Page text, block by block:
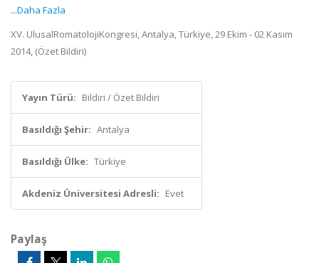
...Daha Fazla
XV. UlusalRomatolojiKongresi, Antalya, Türkiye, 29 Ekim - 02 Kasım
2014, (Özet Bildiri)
Yayın Türü: Bildiri / Özet Bildiri
Basıldığı Şehir: Antalya
Basıldığı Ülke: Türkiye
Akdeniz Üniversitesi Adresli: Evet
Paylaş